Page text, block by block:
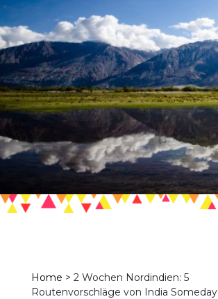
Home > 2 Wochen Nordindien: 5
Routenvorschläge von India Someday